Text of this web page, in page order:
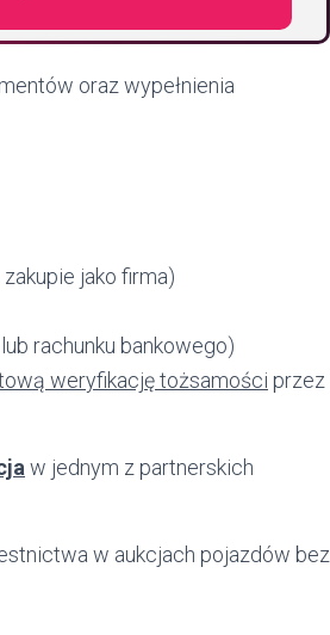
oraz wypełnienia
jako firma)
rachunku bankowego)
weryfikację tożsamości przez
w jednym z partnerskich
w aukcjach pojazdów bez